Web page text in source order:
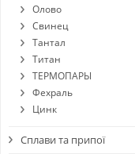
Олово
Свинец
Тантал
Титан
ТЕРМОПАРЫ
Фехраль
Цинк
Сплави та припої